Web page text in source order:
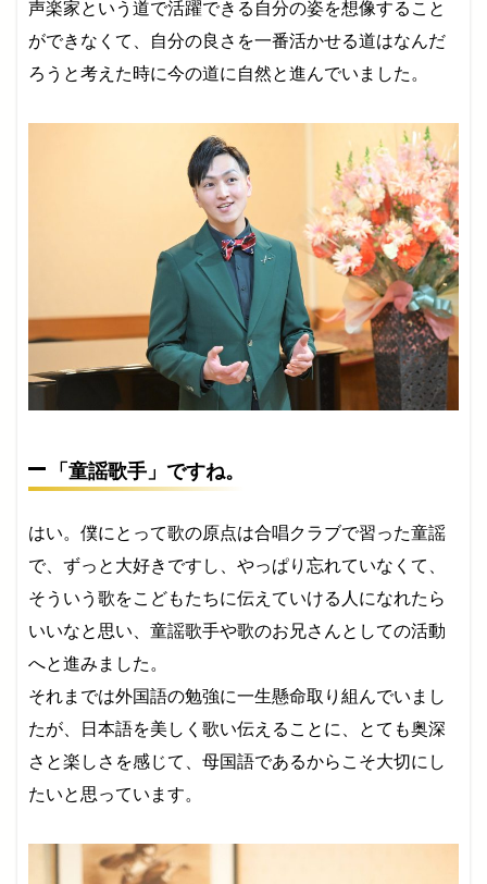
声楽家という道で活躍できる自分の姿を想像すること
ができなくて、自分の良さを一番活かせる道はなんだ
ろうと考えた時に今の道に自然と進んでいました。
「童謡歌手」ですね。
はい。僕にとって歌の原点は合唱クラブで習った童謡
で、ずっと大好きですし、やっぱり忘れていなくて、
そういう歌をこどもたちに伝えていける人になれたら
いいなと思い、童謡歌手や歌のお兄さんとしての活動
へと進みました。
それまでは外国語の勉強に一生懸命取り組んでいまし
たが、日本語を美しく歌い伝えることに、とても奥深
さと楽しさを感じて、母国語であるからこそ大切にし
たいと思っています。